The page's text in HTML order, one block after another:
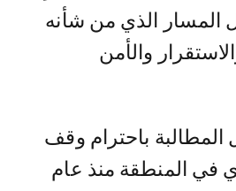
المسار الذي من شأنه
والأمن
باحترام وقف
في المنطقة منذ عام